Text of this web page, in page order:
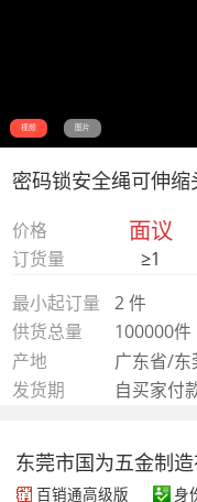
视频 图片
密码锁安全绳可伸缩
价格 面议
订货量
≥1
最小起订量
2 件
供货总量
100000件
产地
广东省/东
发货期
自买家付
东莞市国为五金制
百销通高级版 身